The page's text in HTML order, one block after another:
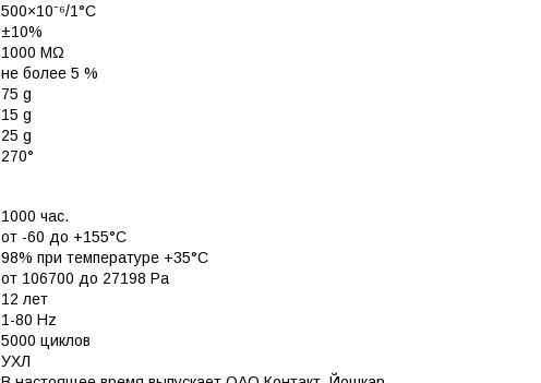
500×10⁻⁶/1°C
±10%
1000 MΩ
не более 5 %
75 g
15 g
25 g
270°
1000 час.
от -60 до +155°С
98% при температуре +35°С
от 106700 до 27198 Pa
12 лет
1-80 Hz
5000 циклов
УХЛ